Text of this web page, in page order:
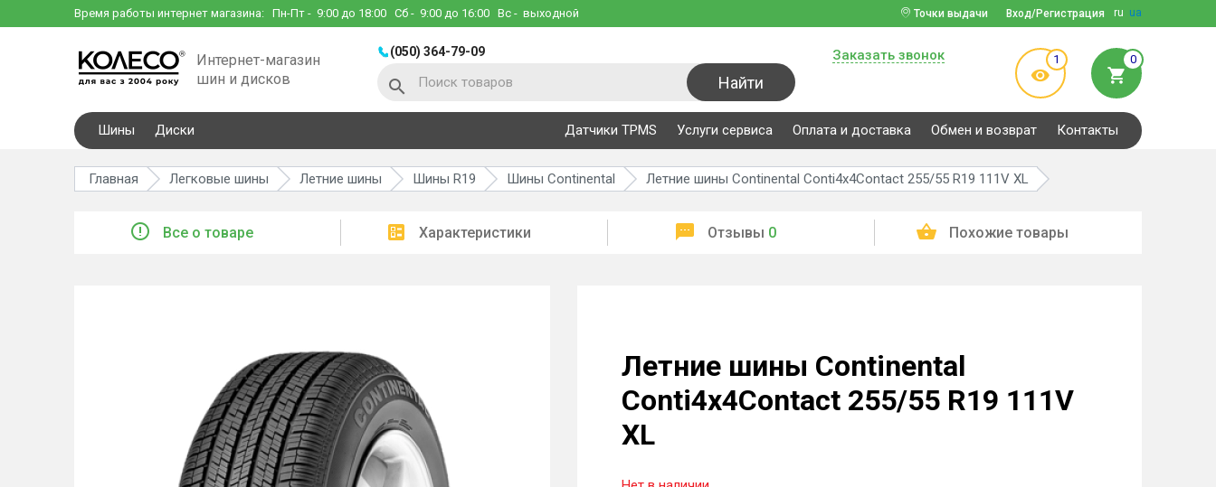
Время работы интернет магазина: Пн-Пт - 9:00 до 18:00 Сб - 9:00 до 16:00 Вс - выходной ru ua
Вход/Регистрация
Точки выдачи
Интернет-магазин
шин и дисков
(050) 364-79-09
Найти
Заказать звонок 1 0
Шины Диски Датчики TPMS Услуги сервиса Оплата и доставка Обмен и возврат Контакты
Главная Легковые шины Летние шины Шины R19 Шины Continental Летние шины Continental Conti4x4Contact 255/55 R19 111V XL
Все о товаре Характеристики Отзывы 0 Похожие товары
Летние шины Continental
Conti4x4Contact 255/55 R19 111V
XL